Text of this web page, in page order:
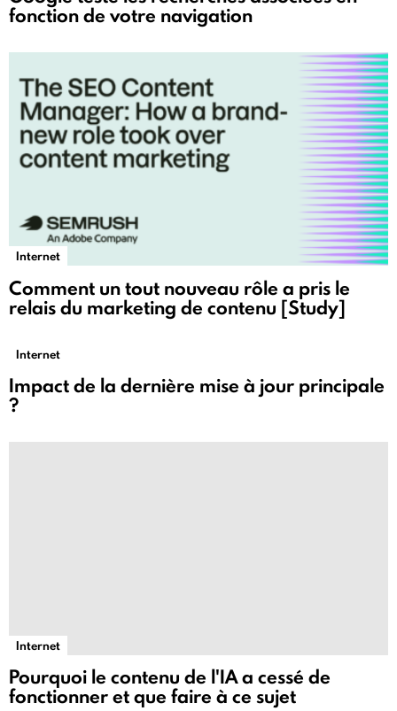
fonction de votre navigation
Internet
Comment un tout nouveau rôle a pris le
relais du marketing de contenu [Study]
Internet
Impact de la dernière mise à jour principale
?
Internet
Pourquoi le contenu de l'IA a cessé de
fonctionner et que faire à ce sujet